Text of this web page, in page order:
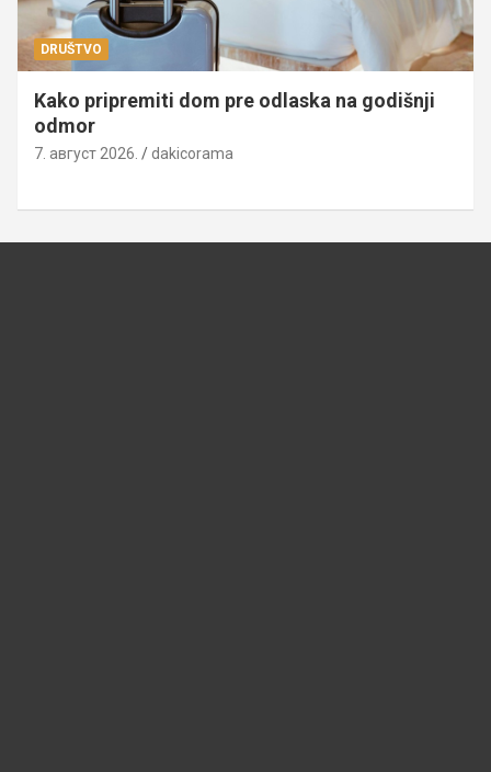
DRUŠTVO
Kako pripremiti dom pre odlaska na godišnji
odmor
7. август 2026. dakicorama